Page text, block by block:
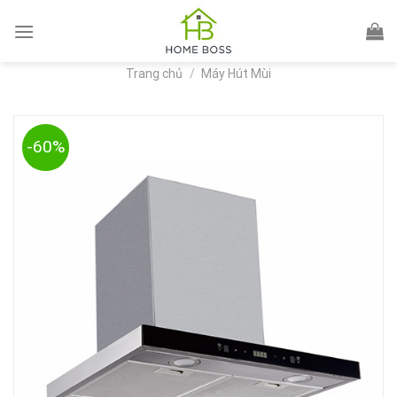
Trang chủ / Máy Hút Mùi
-60%